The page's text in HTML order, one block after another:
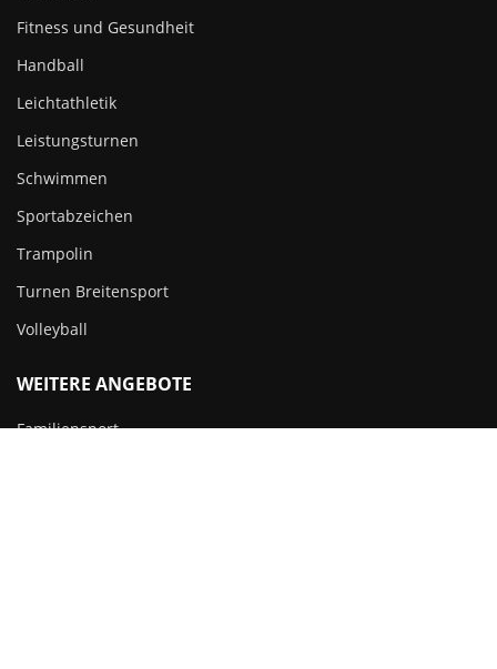
Fitness und Gesundheit
Handball
Leichtathletik
Leistungsturnen
Schwimmen
Sportabzeichen
Trampolin
Turnen Breitensport
Volleyball
WEITERE ANGEBOTE
Familiensport